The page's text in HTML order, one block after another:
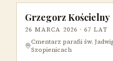
Grzegorz Kościelny
26 MARCA 2026 · 67 LAT
Cmentarz parafii św.
Szopienicach